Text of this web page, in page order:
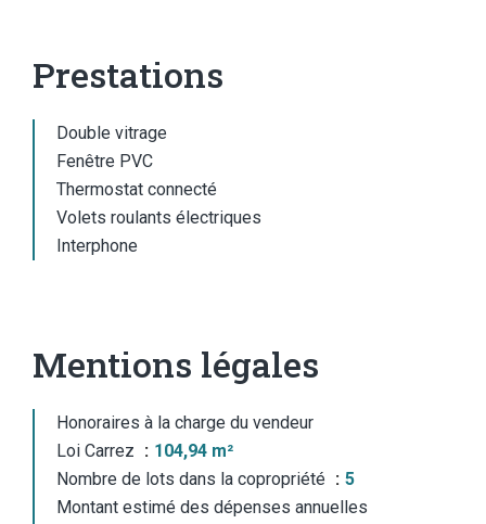
Prestations
Double vitrage
Fenêtre PVC
Thermostat connecté
Volets roulants électriques
Interphone
Mentions légales
Honoraires à la charge du vendeur
Loi Carrez
104,94 m²
Nombre de lots dans la copropriété
5
Montant estimé des dépenses annuelles